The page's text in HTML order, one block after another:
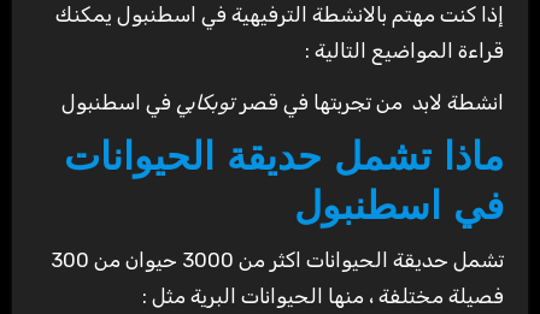
إذا كنت مهتم بالانشطة الترفيهية في اسطنبول يمكنك
قراءة المواضيع التالية :
انشطة لابد من تجربتها في قصرتوبكابي في اسطنبول
ماذا تشمل حديقة الحيوانات
في اسطنبول
تشمل حديقة الحيوانات اكثر من 3000 حيوان من 300
فصيلة مختلفة ، منها الحيوانات البرية مثل :